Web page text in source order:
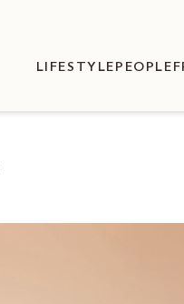
LIFESTYLE PEOPLE